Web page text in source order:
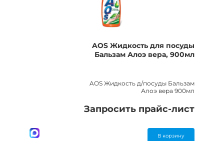
AOS Жидкость для посуды
Бальзам Алоэ вера, 900мл
AOS Жидкость д/посуды Бальзам
Алоэ вера 900мл
Запросить прайс-лист
В корзину